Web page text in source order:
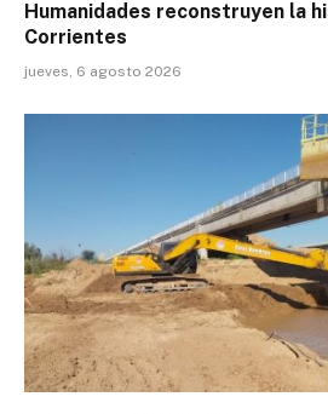
Humanidades reconstruyen la
Corrientes
jueves, 6 agosto 2026